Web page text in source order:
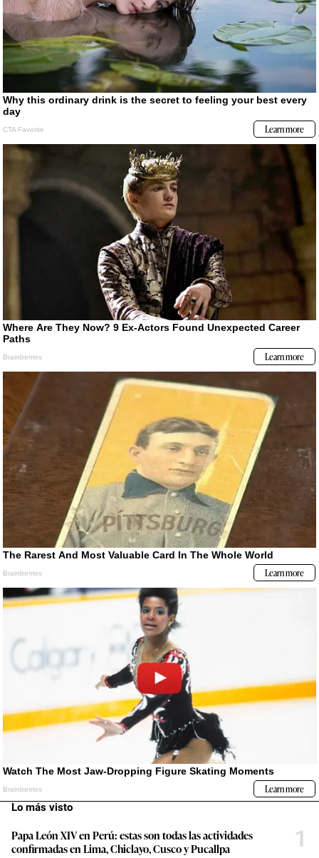
Lo más visto
Papa León XIV en Perú: estas son todas las actividades
confirmadas en Lima, Chiclayo, Cusco y Pucallpa
1